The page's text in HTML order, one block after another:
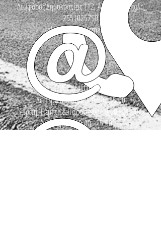
Λεωφόρος Δημοκρατίας 112, Αλεξανδρούπολη
2551025750
kallinikosbikes@gmail.com
ΩΡΕΣ ΛΕΙΤΟΥΡΓΙΑΣ
Δευτέρα & Τετάρτη : 9:00 - 15:00
Τρίτη, Πέμπτη & Παρασκευή : 9:00 - 21:00
Σάββατο : 9:00 - 15:00